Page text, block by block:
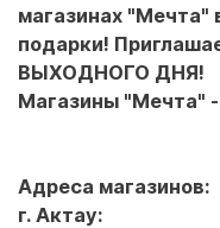
магазинах
подарки!
ВЫХОДНОГО ДНЯ!
Магазины "Мечта"
Адреса магазинов:
г. Актау: